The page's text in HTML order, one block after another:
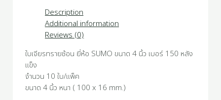
Description
Additional information
Reviews (0)
ใบเจียรทรายซ้อน ยี่ห้อ SUMO ขนาด 4 นิ้ว เบอร์ 150 หลัง
แข็ง
จำนวน 10 ใบ/แพ็ค
ขนาด 4 นิ้ว หนา ( 100 x 16 mm.)